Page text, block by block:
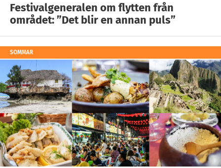
Festivalgeneralen om flytten från
området: ”Det blir en annan puls”
SOMMAR